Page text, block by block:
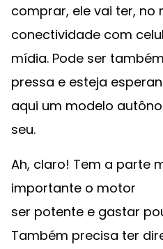
comprar, ele vai ter, no
conectividade com
mídia. Pode ser
pressa e esteja
aqui um modelo
seu.
Ah, claro! Tem a parte
importante o motor
ser potente e gastar
Também precisa ter